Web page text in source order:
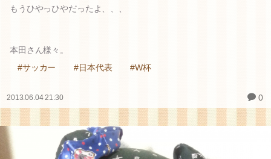
もうひやっひやだったよ、、、
本田さん様々。
#サッカー
#日本代表 #W杯
2013.06.04 21:30 0